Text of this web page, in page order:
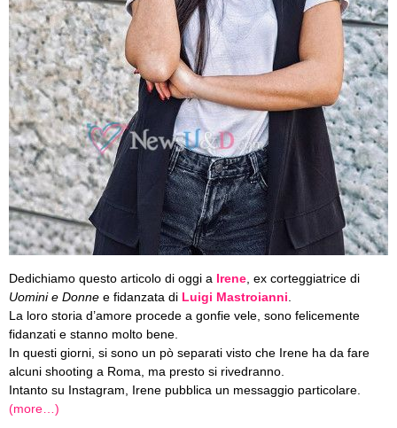
Dedichiamo questo articolo di oggi a Irene , ex corteggiatrice di
Uomini e Donne e fidanzata di Luigi Mastroianni
La loro storia d’amore procede a gonfie vele, sono felicemente
fidanzati e stanno molto bene.
In questi giorni, si sono un pò separati visto che Irene ha da fare
alcuni shooting a Roma, ma presto si rivedranno.
Intanto su Instagram, Irene pubblica un messaggio particolare.
(more…)